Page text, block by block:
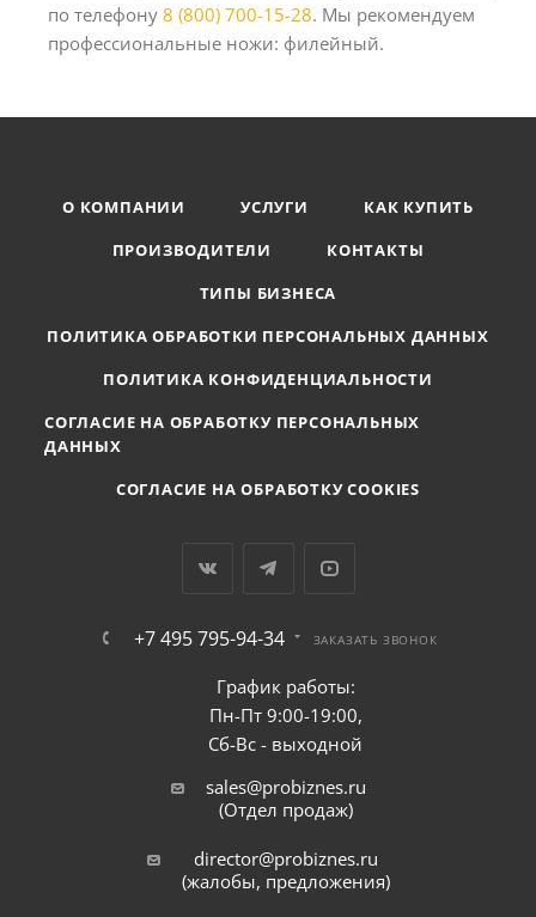
по телефону 8 (800) 700-15-28. Мы рекомендуем
профессиональные ножи: филейный.
О КОМПАНИИ УСЛУГИ
КАК КУПИТЬ
ПРОИЗВОДИТЕЛИ
КОНТАКТЫ
ТИПЫ БИЗНЕСА
ПОЛИТИКА ОБРАБОТКИ ПЕРСОНАЛЬНЫХ ДАННЫХ
ПОЛИТИКА КОНФИДЕНЦИАЛЬНОСТИ
СОГЛАСИЕ НА ОБРАБОТКУ ПЕРСОНАЛЬНЫХ
ДАННЫХ
СОГЛАСИЕ НА ОБРАБОТКУ COOKIES
+7 495 795-94-34 ЗАКАЗАТЬ ЗВОНОК
График работы:
Пн-Пт 9:00-19:00,
Сб-Вс - выходной
sales@probiznes.ru
(Отдел продаж)
director@probiznes.ru
(жалобы, предложения)